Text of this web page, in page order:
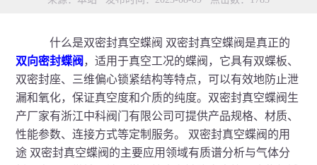
什么是双密封真空蝶阀 双密封真空蝶阀是真正的
双向密封蝶阀 ，适用于真空工况的蝶阀，它具有双蝶板、
双密封座、三维偏心锁紧结构等特点，可以有效地防止泄
漏和氧化，保证真空度和介质的纯度。双密封真空蝶阀生
产厂家有浙江中科阀门有限公司可提供产品规格、材质、
性能参数、连接方式等定制服务。 双密封真空蝶阀的用
途 双密封真空蝶阀的主要应用领域有质谱分析与气体分